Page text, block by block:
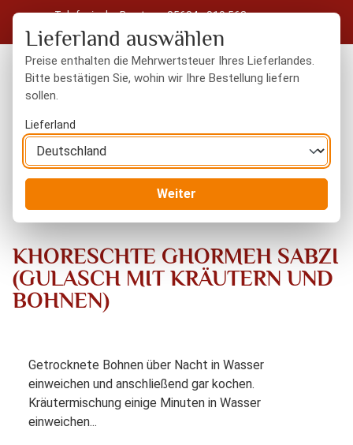
Zum Hauptinhalt springen
Telefonische Beratung: 05604 - 919 563
Kostenloser Versand in Deutschland ab 50 € Warenwert
KHORESCHTE GHORMEH SABZI (GULASCH MIT
KRÄUTERN UND BOHNEN)
KHORESCHTE GHORMEH SABZI
(GULASCH MIT KRÄUTERN UND
BOHNEN)
Getrocknete Bohnen über Nacht in Wasser
einweichen und anschließend gar kochen.
Kräutermischung einige Minuten in Wasser
einweichen...
Lieferland auswählen
Preise enthalten die Mehrwertsteuer Ihres Lieferlandes.
Bitte bestätigen Sie, wohin wir Ihre Bestellung liefern
sollen.
Lieferland
Weiter